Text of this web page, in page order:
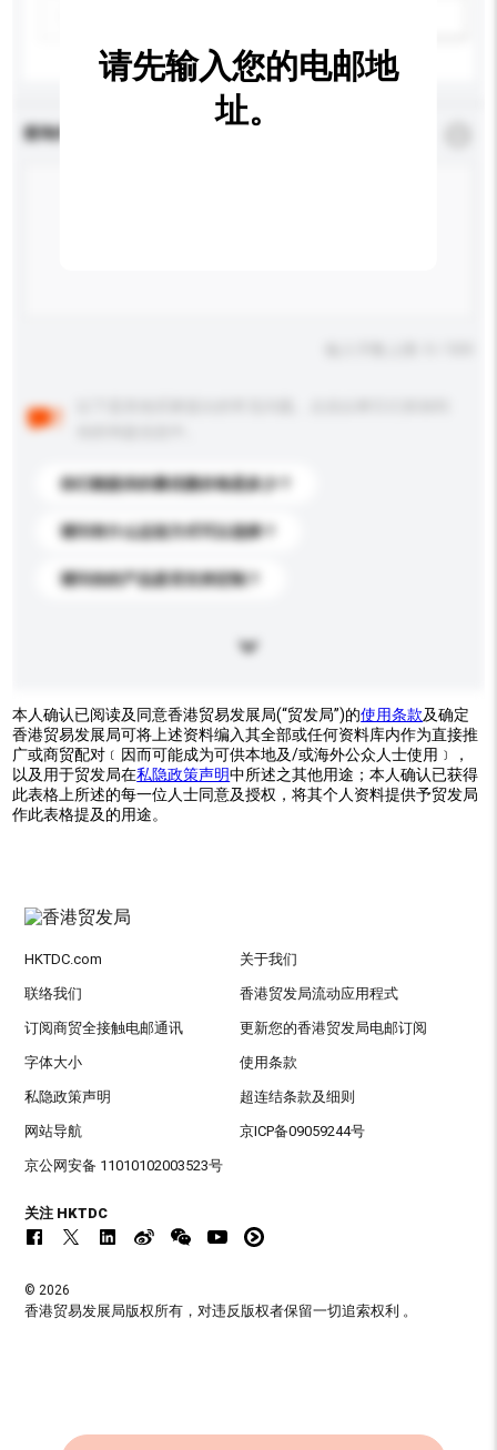
查询内容
你们能提供的最优惠价格是多少？
请问有什么运送方式可以选择？
请问你的产品是否支持定制？
请先输入您的电邮地
址。
本人确认已阅读及同意香港贸易发展局(“贸发局”)的使用条款及确定
香港贸易发展局可将上述资料编入其全部或任何资料库内作为直接推
广或商贸配对﹝因而可能成为可供本地及/或海外公众人士使用﹞，
以及用于贸发局在私隐政策声明中所述之其他用途；本人确认已获得
此表格上所述的每一位人士同意及授权，将其个人资料提供予贸发局
作此表格提及的用途。
HKTDC.com 关于我们
联络我们 香港贸发局流动应用程式
订阅商贸全接触电邮通讯 更新您的香港贸发局电邮订阅
字体大小 使用条款
私隐政策声明 超连结条款及细则
网站导航 京ICP备09059244号
京公网安备 11010102003523号
关注 HKTDC
© 2026
香港贸易发展局版权所有，对违反版权者保留一切追索权利 。